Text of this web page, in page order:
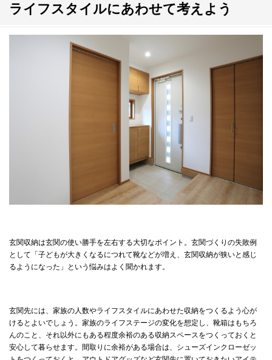
ライフスタイルにあわせて考えよう
玄関収納は玄関の使い勝手を左右する大切なポイント。玄関づくりの失敗例
として「子どもが大きくなるにつれて靴などが増え、玄関収納が狭いと感じ
るようになった」という悩みはよく聞かれます。
玄関先には、家族の人数やライフスタイルにあわせた収納をつくるよう心が
けるとよいでしょう。家族のライフステージの変化を想定し、靴箱はもちろ
んのこと、それ以外にもある程度余裕のある収納スペースをつくっておくと
安心して暮らせます。間取りに余裕がある場合は、シューズインクローゼッ